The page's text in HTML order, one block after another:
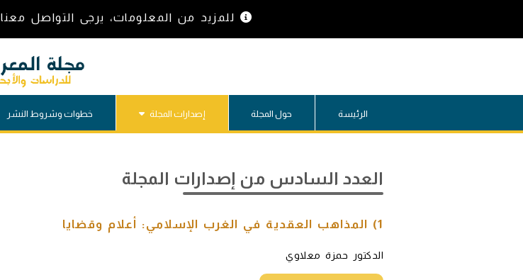
للمزيد من المعلومات، يرجى التواصل معنا
الرئيسة حول المجلة إصدارات المجلة خطوات وشروط النشر
العدد السادس من إصدارات المجلة
1) المذاهب العقدية في الغرب الإسلامي: أعلام وقضايا
الدكتور حمزة معلاوي